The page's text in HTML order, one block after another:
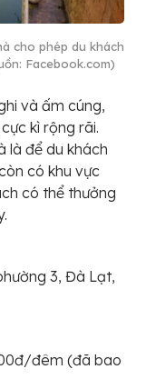
cho phép du khách
Facebook.com)
và ấm cúng,
kì rộng rãi.
là để du khách
có khu vực
có thể thưởng
3, Đà Lạt,
đêm (đã bao